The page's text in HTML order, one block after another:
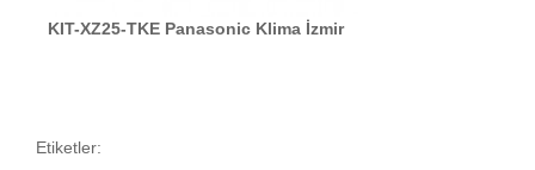
KIT-XZ25-TKE Panasonic Klima İzmir
Etiketler: